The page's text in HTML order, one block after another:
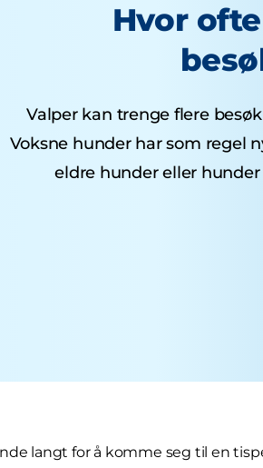
Hvor
Valper kan trenge flere
Voksne hunder har som regel
eldre hunder eller
langt for å komme seg til en